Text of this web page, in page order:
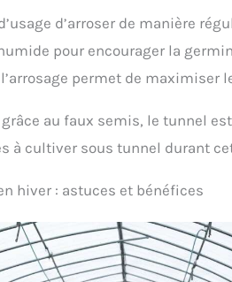
d’arroser de manière
pour encourager la
permet de maximiser
au faux semis, le tunnel
à cultiver sous tunnel durant
hiver : astuces et bénéfices